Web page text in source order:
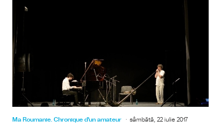
Ma Roumanie. Chronique d'un amateur sâmbătă, 22 iulie 2017